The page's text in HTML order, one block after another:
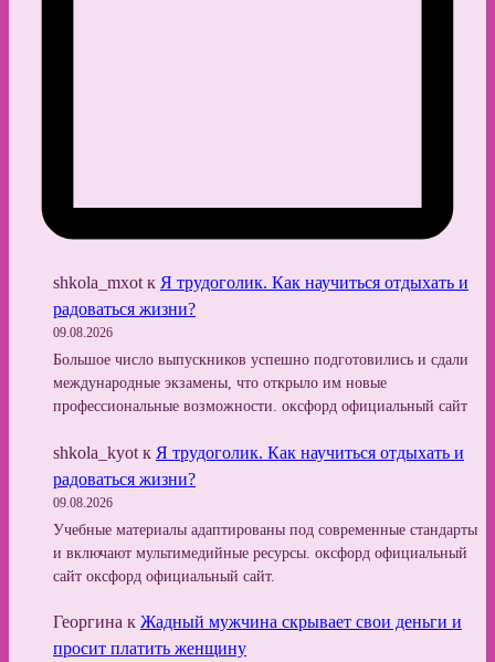
shkola_mxot к Я трудоголик. Как научиться отдыхать и
радоваться жизни?
09.08.2026
Большое число выпускников успешно подготовились и сдали
международные экзамены, что открыло им новые
профессиональные возможности. оксфорд официальный сайт
shkola_kyot к Я трудоголик. Как научиться отдыхать и
радоваться жизни?
09.08.2026
Учебные материалы адаптированы под современные стандарты
и включают мультимедийные ресурсы. оксфорд официальный
сайт оксфорд официальный сайт.
Георгина к Жадный мужчина скрывает свои деньги и
просит платить женщину